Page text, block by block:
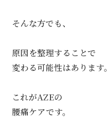
そんな方でも、
原因を整理することで
変わる可能性はあります。
これがAZEの
腰痛ケアです。